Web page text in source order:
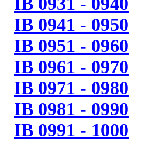
IB 0941 - 0950
IB 0951 - 0960
IB 0961 - 0970
IB 0971 - 0980
IB 0981 - 0990
IB 0991 - 1000